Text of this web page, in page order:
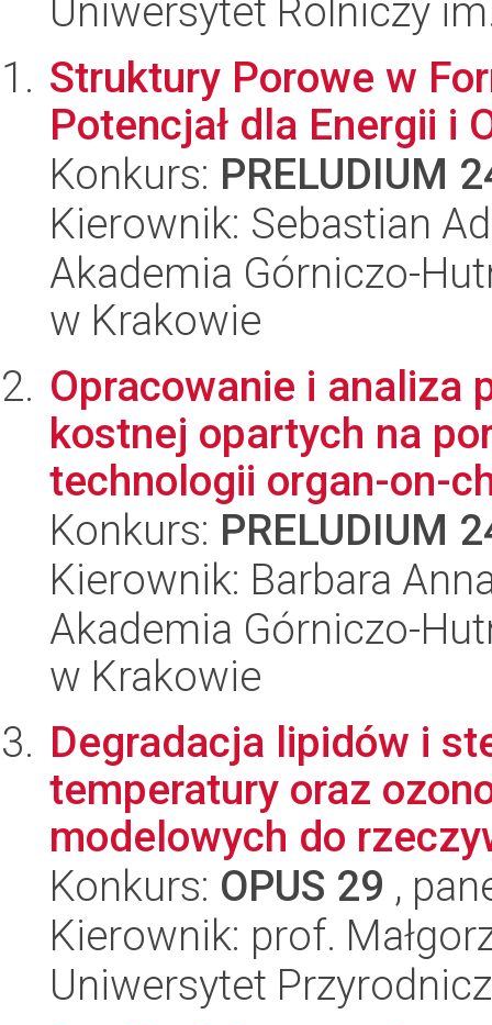
Uniwersytet Rolniczy
Struktury Porowe w
Potencjał dla Energii i
Konkurs: PRELUDIUM
Kierownik: Sebastian
Akademia Górniczo-
w Krakowie
Opracowanie i analiza
kostnej opartych na
technologii organ-on-
Konkurs: PRELUDIUM
Kierownik: Barbara
Akademia Górniczo-
w Krakowie
Degradacja lipidów i
temperatury oraz
modelowych do
Konkurs: OPUS 29 ,
Kierownik: prof.
Uniwersytet